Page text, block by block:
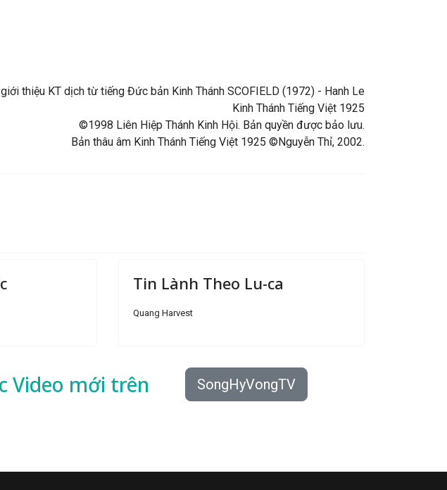
thiệu KT dịch từ tiếng Đức bản Kinh Thánh SCOFIELD (1972) - Hanh Le
Kinh Thánh Tiếng Việt 1925
©1998 Liên Hiệp Thánh Kinh Hội. Bản quyền được bảo lưu.
Bản thâu âm Kinh Thánh Tiếng Việt 1925 ©Nguyễn Thỉ, 2002.
Tin Lành Theo Lu-ca
Quang Harvest
Video mới trên SongHyVongTV